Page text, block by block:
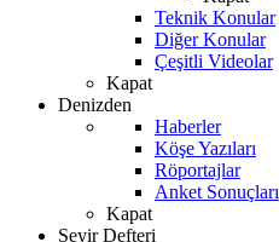
Teknik Konular
Diğer Konular
Çeşitli Videolar
Kapat
Denizden
Haberler
Köşe Yazıları
Röportajlar
Anket Sonuçları
Kapat
Seyir Defteri